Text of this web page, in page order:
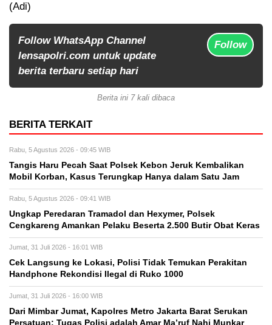
(Adi)
Follow WhatsApp Channel
lensapolri.com untuk update
berita terbaru setiap hari
Follow
Berita ini 7 kali dibaca
BERITA TERKAIT
Rabu, 5 Agustus 2026 - 09:45 WIB
Tangis Haru Pecah Saat Polsek Kebon Jeruk Kembalikan
Mobil Korban, Kasus Terungkap Hanya dalam Satu Jam
Rabu, 5 Agustus 2026 - 09:41 WIB
Ungkap Peredaran Tramadol dan Hexymer, Polsek
Cengkareng Amankan Pelaku Beserta 2.500 Butir Obat Keras
Jumat, 31 Juli 2026 - 16:01 WIB
Cek Langsung ke Lokasi, Polisi Tidak Temukan Perakitan
Handphone Rekondisi Ilegal di Ruko 1000
Jumat, 31 Juli 2026 - 16:00 WIB
Dari Mimbar Jumat, Kapolres Metro Jakarta Barat Serukan
Persatuan: Tugas Polisi adalah Amar Ma’ruf Nahi Munkar